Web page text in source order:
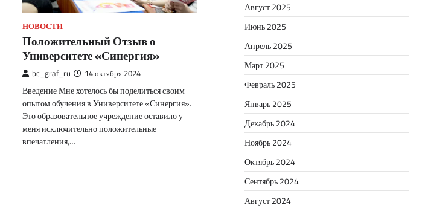
НОВОСТИ
Положительный Отзыв о
Университете «Синергия»
bc_graf_ru 14 октября 2024
Введение Мне хотелось бы поделиться своим
опытом обучения в Университете «Синергия».
Это образовательное учреждение оставило у
меня исключительно положительные
впечатления,…
Август 2025
Июнь 2025
Апрель 2025
Март 2025
Февраль 2025
Январь 2025
Декабрь 2024
Ноябрь 2024
Октябрь 2024
Сентябрь 2024
Август 2024